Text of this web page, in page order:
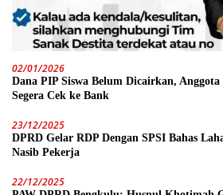
02/01/2026
Dana PIP Siswa Belum Dicairkan,
Segera Cek ke Bank
23/12/2025
DPRD Gelar RDP Dengan SPSI Bahas
Nasib Pekerja
22/12/2025